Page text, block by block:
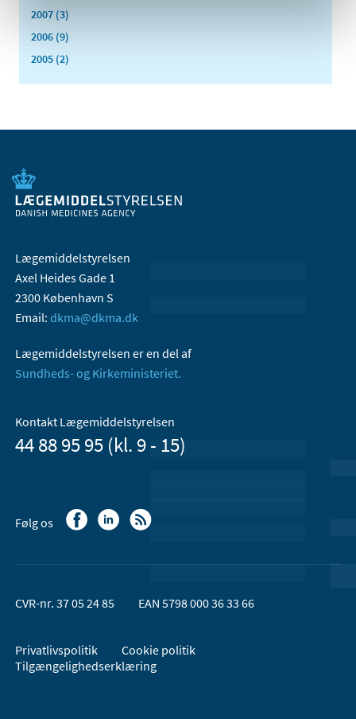
2007 (3)
2006 (9)
2005 (2)
Lægemiddelstyrelsen
Axel Heides Gade 1
2300 København S
Email: dkma@dkma.dk
Lægemiddelstyrelsen er en del af
Sundheds- og Kirkeministeriet.
Kontakt Lægemiddelstyrelsen
44 88 95 95 (kl. 9 - 15)
Følg os
CVR-nr. 37 05 24 85 EAN 5798 000 36 33 66
Privatlivspolitik
Cookie politik
Tilgængelighedserklæring